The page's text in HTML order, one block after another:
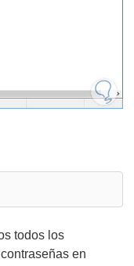
todos los
en